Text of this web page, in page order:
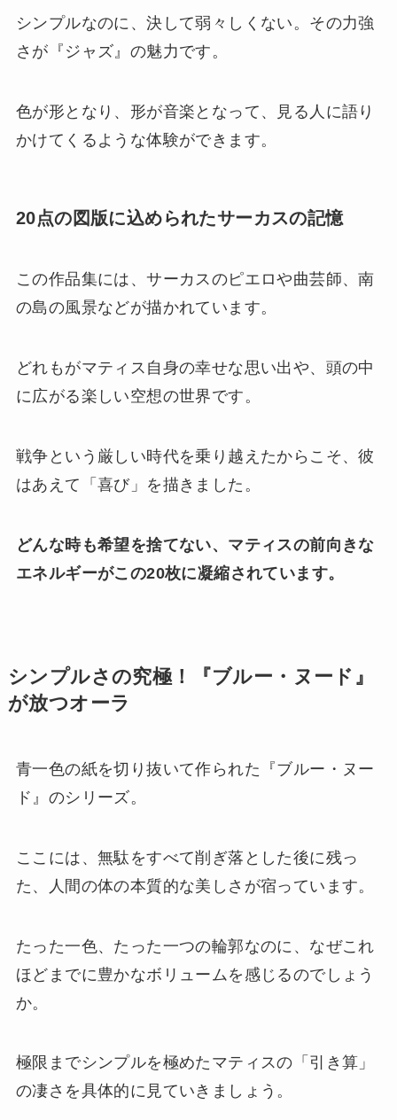
シンプルなのに、決して弱々しくない。その力強
さが『ジャズ』の魅力です。
色が形となり、形が音楽となって、見る人に語り
かけてくるような体験ができます。
20点の図版に込められたサーカスの記憶
この作品集には、サーカスのピエロや曲芸師、南
の島の風景などが描かれています。
どれもがマティス自身の幸せな思い出や、頭の中
に広がる楽しい空想の世界です。
戦争という厳しい時代を乗り越えたからこそ、彼
はあえて「喜び」を描きました。
どんな時も希望を捨てない、マティスの前向きな
エネルギーがこの20枚に凝縮されています。
シンプルさの究極！『ブルー・ヌード』
が放つオーラ
青一色の紙を切り抜いて作られた『ブルー・ヌー
ド』のシリーズ。
ここには、無駄をすべて削ぎ落とした後に残っ
た、人間の体の本質的な美しさが宿っています。
たった一色、たった一つの輪郭なのに、なぜこれ
ほどまでに豊かなボリュームを感じるのでしょう
か。
極限までシンプルを極めたマティスの「引き算」
の凄さを具体的に見ていきましょう。